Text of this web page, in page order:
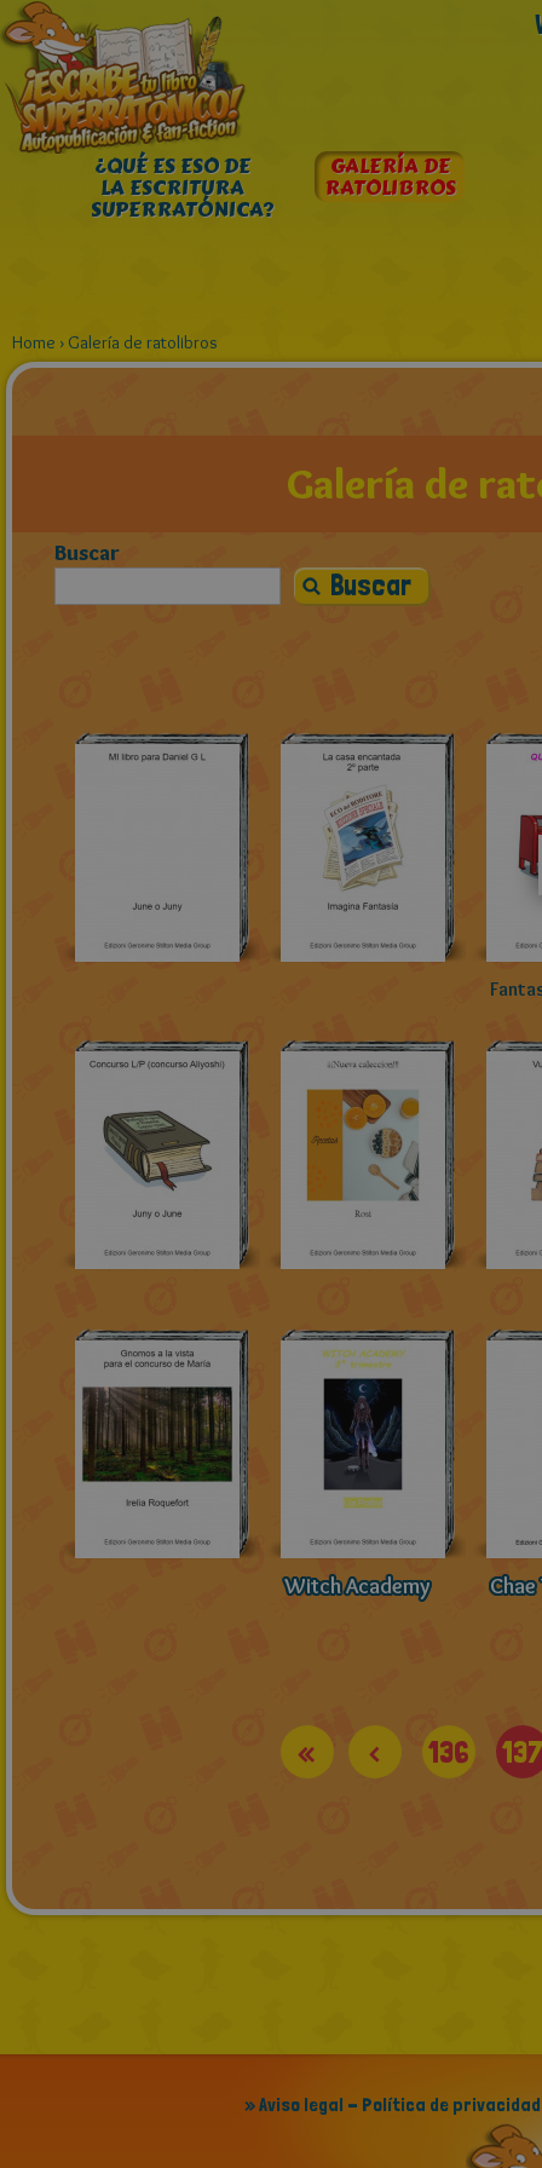
¿QUÉ ES ESO DE
LA ESCRITURA
SUPERRATÓNICA?
GALERÍA DE
RATOLIBROS
Home › Galería de ratolibros
Galería de
Buscar
Witch Academy Chae
« < 136 137
» Aviso legal - Política de privacidad